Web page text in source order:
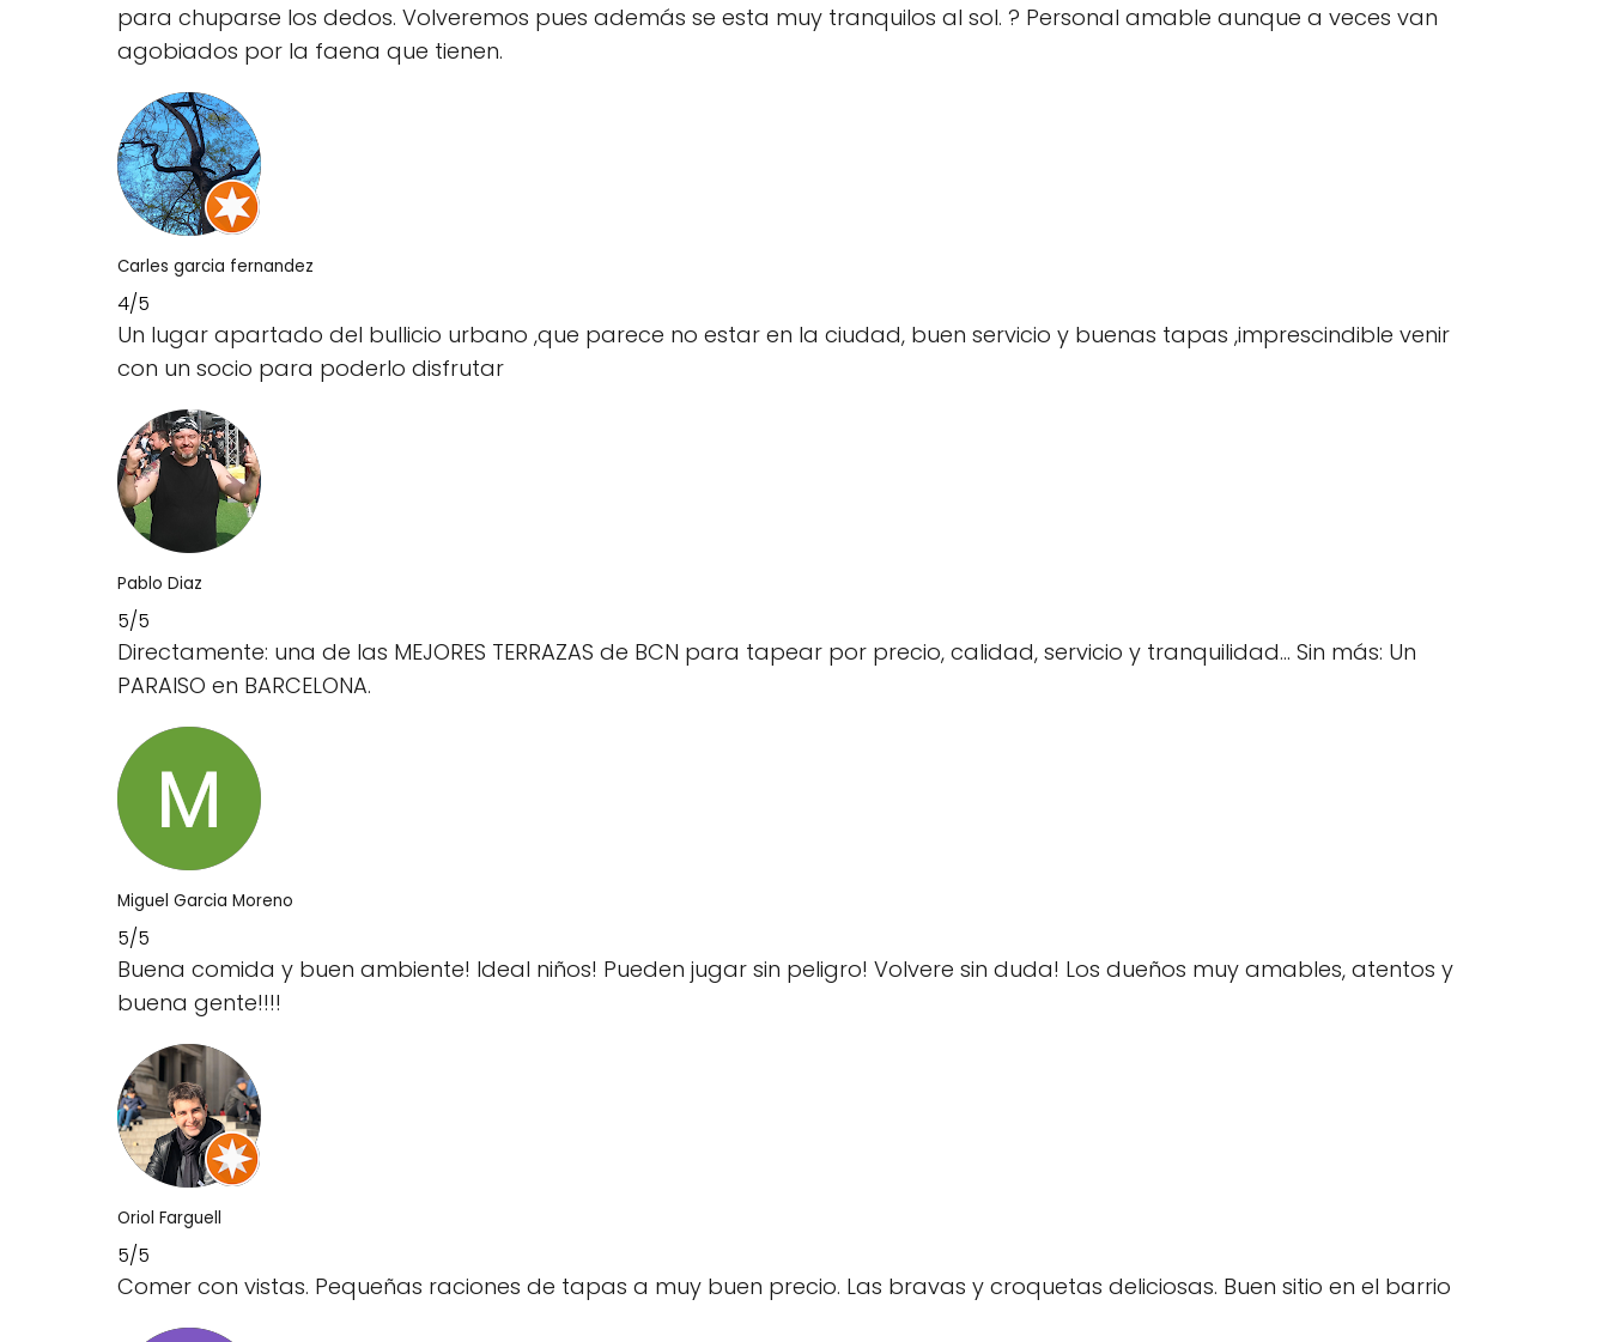
para chuparse los dedos. Volveremos pues además se esta muy tranquilos al sol. ? Personal amable aunque a veces van
agobiados por la faena que tienen.
Carles garcia fernandez
4/5
Un lugar apartado del bullicio urbano ,que parece no estar en la ciudad, buen servicio y buenas tapas ,imprescindible venir
con un socio para poderlo disfrutar
Pablo Diaz
5/5
Directamente: una de las MEJORES TERRAZAS de BCN para tapear por precio, calidad, servicio y tranquilidad... Sin más: Un
PARAISO en BARCELONA.
Miguel Garcia Moreno
5/5
Buena comida y buen ambiente! Ideal niños! Pueden jugar sin peligro! Volvere sin duda! Los dueños muy amables, atentos y
buena gente!!!!
Oriol Farguell
5/5
Comer con vistas. Pequeñas raciones de tapas a muy buen precio. Las bravas y croquetas deliciosas. Buen sitio en el barrio